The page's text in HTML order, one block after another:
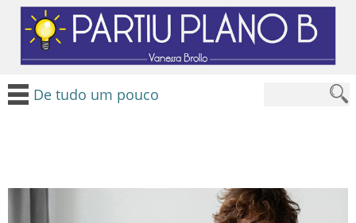
De tudo um pouco